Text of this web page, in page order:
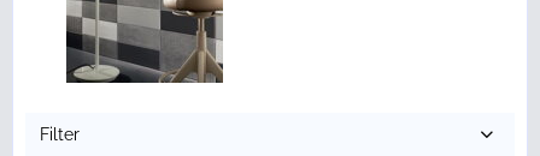
Filter